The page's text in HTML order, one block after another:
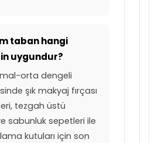
taban hangi
uygundur?
orta dengeli
şık makyaj fırçası
tezgah üstü
sabunluk sepetleri ile
kutuları için son